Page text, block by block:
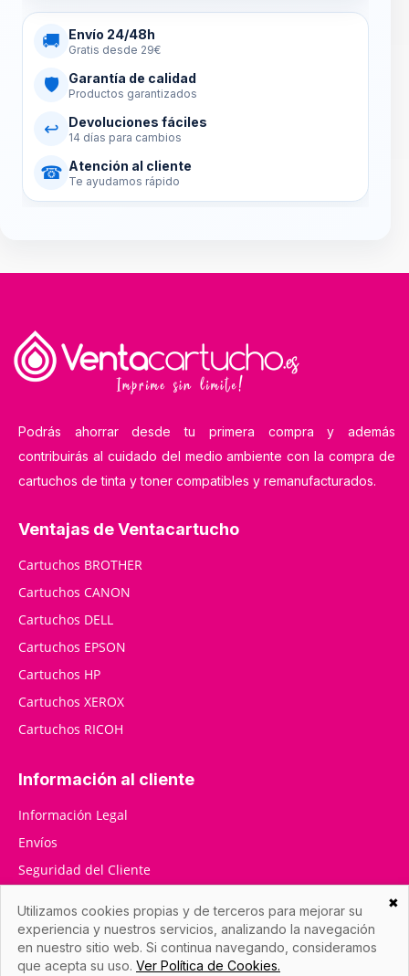
🚚 Envío 24/48h
Gratis desde 29€
🛡 Garantía de calidad
Productos garantizados
↩ Devoluciones fáciles
14 días para cambios
☎ Atención al cliente
Te ayudamos rápido
Podrás ahorrar desde tu primera compra y además
contribuirás al cuidado del medio ambiente con la compra de
cartuchos de tinta y toner compatibles y remanufacturados.
Ventajas de Ventacartucho
Cartuchos BROTHER
Cartuchos CANON
Cartuchos DELL
Cartuchos EPSON
Cartuchos HP
Cartuchos XEROX
Cartuchos RICOH
Información al cliente
Información Legal
Envíos
Seguridad del Cliente
Contáctenos
✖
Utilizamos cookies propias y de terceros para mejorar su
experiencia y nuestros servicios, analizando la navegación
en nuestro sitio web. Si continua navegando, consideramos
que acepta su uso. Ver Política de Cookies.